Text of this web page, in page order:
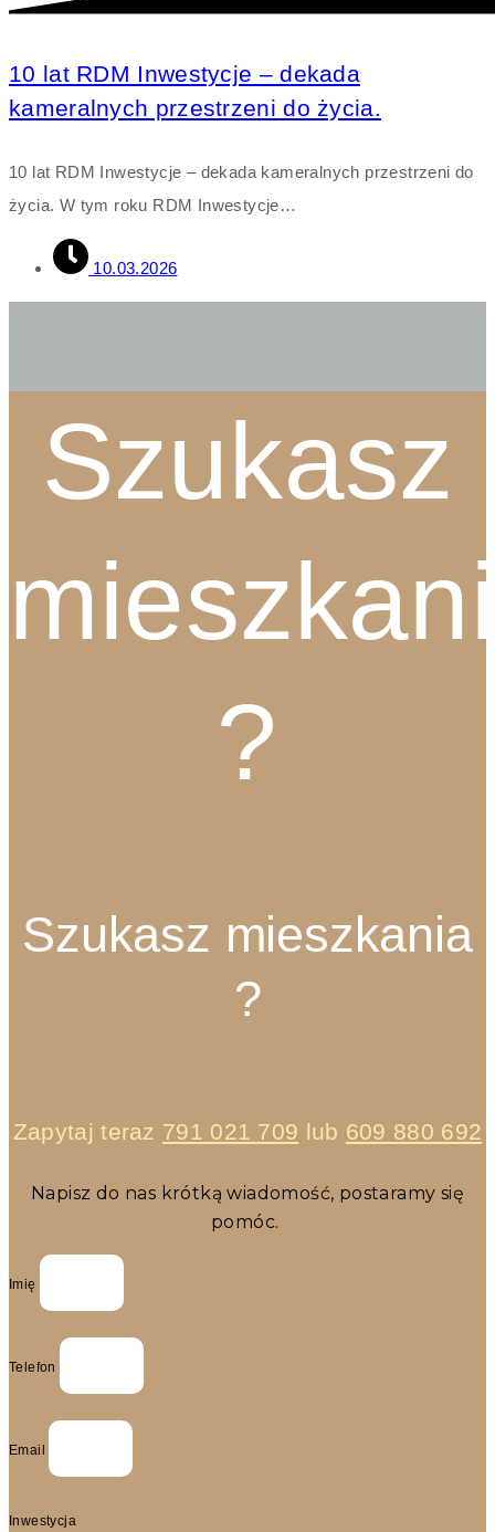
10 lat RDM Inwestycje – dekada
kameralnych przestrzeni do życia.
10 lat RDM Inwestycje – dekada kameralnych przestrzeni do
życia. W tym roku RDM Inwestycje…
10.03.2026
Szukasz
?
Szukasz mieszkania
?
Zapytaj teraz 791 021 709 lub 609 880 692
Napisz do nas krótką wiadomość, postaramy się
pomóc.
Imię
Telefon
Email
Inwestycja